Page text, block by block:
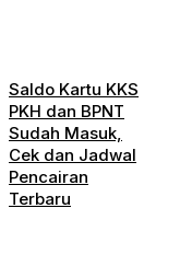
Saldo Kartu KKS
PKH dan BPNT
Sudah Masuk,
Cek dan Jadwal
Pencairan
Terbaru